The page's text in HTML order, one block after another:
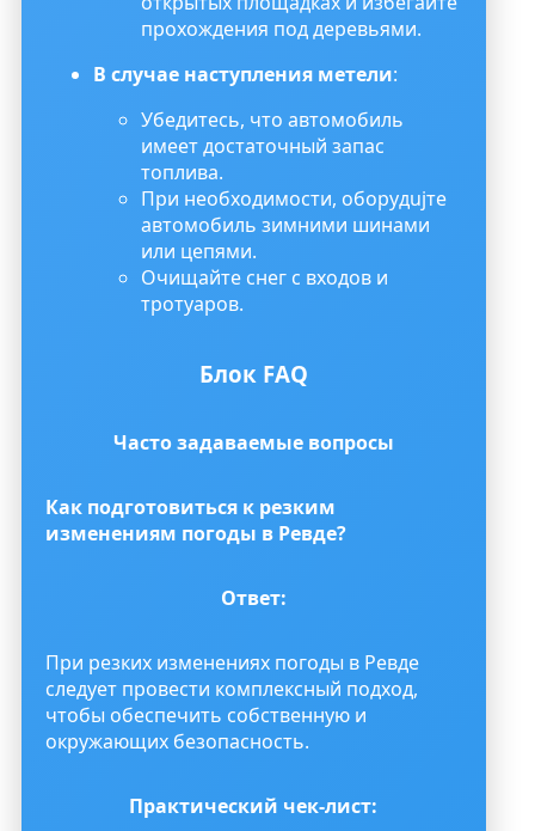
прохождения под деревьями.
В случае наступления метели:
Убедитесь, что автомобиль
имеет достаточный запас
топлива.
При необходимости, оборудujте
автомобиль зимними шинами
или цепями.
Очищайте снег с входов и
тротуаров.
Блок FAQ
Часто задаваемые вопросы
Как подготовиться к резким
изменениям погоды в Ревде?
Ответ:
При резких изменениях погоды в Ревде
следует провести комплексный подход,
чтобы обеспечить собственную и
окружающих безопасность.
Практический чек-лист: